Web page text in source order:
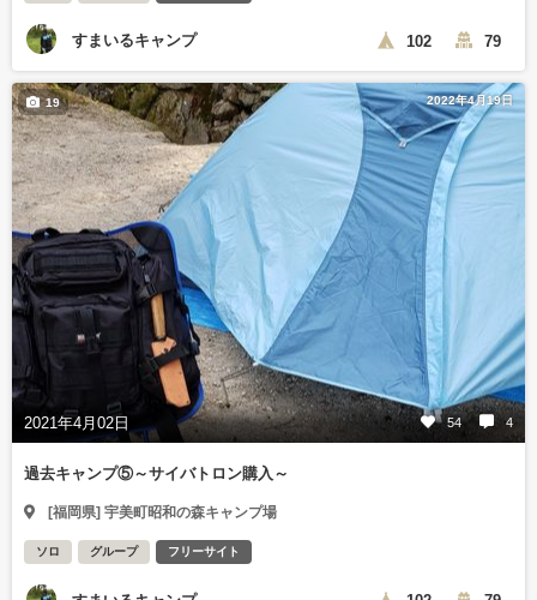
すまいるキャンプ 102 79
2022年4月19日
2021年4月02日 54 4
19
過去キャンプ⑤～サイバトロン購入～
[福岡県] 宇美町昭和の森キャンプ場
ソロ グループ フリーサイト